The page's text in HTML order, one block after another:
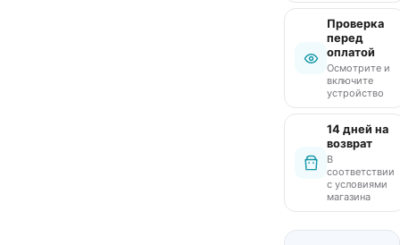
Проверка
перед
оплатой
Осмотрите и
включите
устройство
14 дней на
возврат
В
соответствии
с условиями
магазина